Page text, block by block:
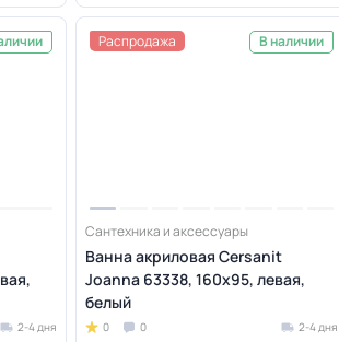
2-4 дня
Распродажа В наличии
Сантехника и аксессуары
Ванна акриловая Cersanit
Joanna 63338, 160х95, левая,
белый
0 0 2-4 дня